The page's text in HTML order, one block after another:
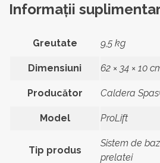
Informații
Greutate 9,5 kg
Dimensiuni 62 × 34 × 10
Producător Caldera
Model ProLift
Tip produs
Sistem de
prelatei